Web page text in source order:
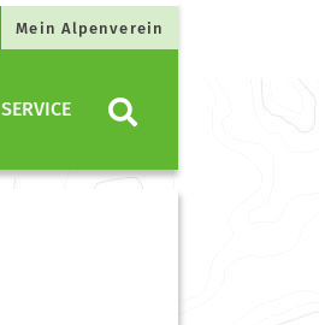
Mein Alpenverein
SERVICE